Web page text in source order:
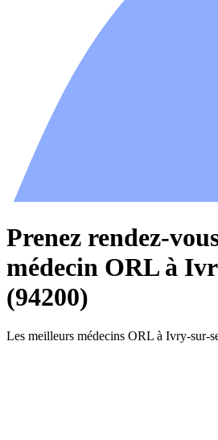
Prenez rendez-
médecin ORL à
(94200)
Les meilleurs médecins ORL à Ivry-sur-